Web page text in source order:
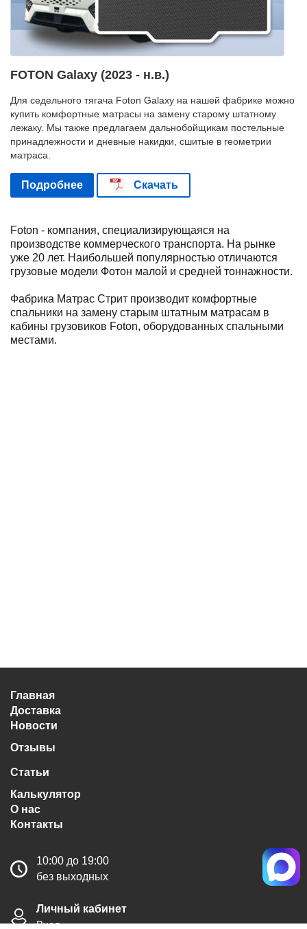
FOTON Galaxy (2023 - н.в.)
Для седельного тягача Foton Galaxy на нашей фабрике можно
купить комфортные матрасы на замену старому штатному
лежаку. Мы также предлагаем дальнобойщикам постельные
принадлежности и дневные накидки, сшитые в геометрии
матраса.
Подробнее Скачать
Foton - компания, специализирующаяся на
производстве коммерческого транспорта. На рынке
уже 20 лет. Наибольшей популярностью отличаются
грузовые модели Фотон малой и средней тоннажности.
Фабрика Матрас Стрит производит комфортные
спальники на замену старым штатным матрасам в
кабины грузовиков Foton, оборудованных спальными
местами.
Главная
Доставка
Новости
Отзывы
Статьи
Калькулятор
О нас
Контакты
10:00 до 19:00
без выходных
Личный кабинет
Вход